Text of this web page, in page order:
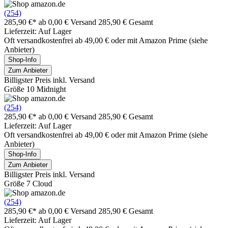
(254)
285,90 €* ab 0,00 € Versand 285,90 € Gesamt
Lieferzeit: Auf Lager
Oft versandkostenfrei ab 49,00 € oder mit Amazon Prime (siehe
Anbieter)
Shop-Info
Zum Anbieter
Billigster Preis inkl. Versand
Größe 10 Midnight
(254)
285,90 €* ab 0,00 € Versand 285,90 € Gesamt
Lieferzeit: Auf Lager
Oft versandkostenfrei ab 49,00 € oder mit Amazon Prime (siehe
Anbieter)
Shop-Info
Zum Anbieter
Billigster Preis inkl. Versand
Größe 7 Cloud
(254)
285,90 €* ab 0,00 € Versand 285,90 € Gesamt
Lieferzeit: Auf Lager